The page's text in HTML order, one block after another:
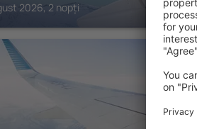
2026, 2 nopți